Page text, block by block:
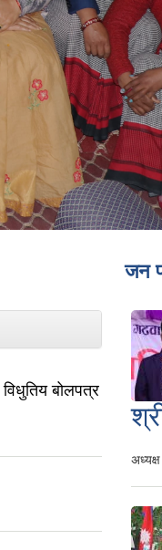
विधुतिय बोलपत्र
जन
अध्यक्ष